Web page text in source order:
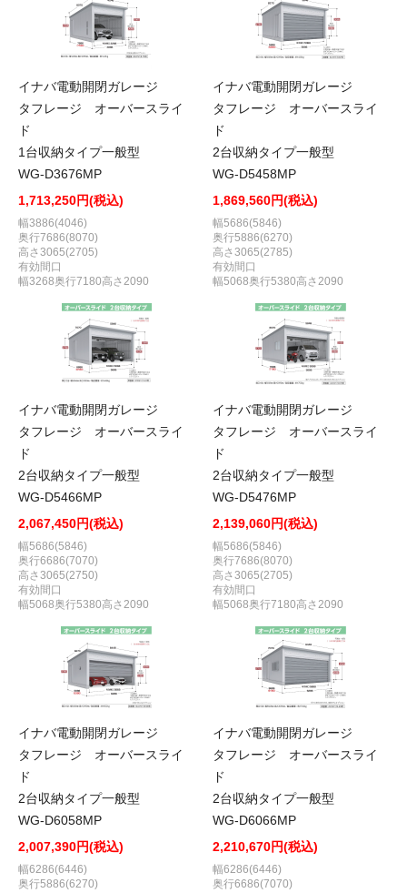
イナバ電動開閉ガレージ
タフレージ オーバースライ
ド
1台収納タイプ一般型
WG-D3676MP
1,713,250円(税込)
幅3886(4046)
奥行7686(8070)
高さ3065(2705)
有効間口
幅3268奥行7180高さ2090
イナバ電動開閉ガレージ
タフレージ オーバースライ
ド
2台収納タイプ一般型
WG-D5458MP
1,869,560円(税込)
幅5686(5846)
奥行5886(6270)
高さ3065(2785)
有効間口
幅5068奥行5380高さ2090
イナバ電動開閉ガレージ
タフレージ オーバースライ
ド
2台収納タイプ一般型
WG-D5466MP
2,067,450円(税込)
幅5686(5846)
奥行6686(7070)
高さ3065(2750)
有効間口
幅5068奥行5380高さ2090
イナバ電動開閉ガレージ
タフレージ オーバースライ
ド
2台収納タイプ一般型
WG-D5476MP
2,139,060円(税込)
幅5686(5846)
奥行7686(8070)
高さ3065(2705)
有効間口
幅5068奥行7180高さ2090
イナバ電動開閉ガレージ
タフレージ オーバースライ
ド
2台収納タイプ一般型
WG-D6058MP
2,007,390円(税込)
幅6286(6446)
奥行5886(6270)
イナバ電動開閉ガレージ
タフレージ オーバースライ
ド
2台収納タイプ一般型
WG-D6066MP
2,210,670円(税込)
幅6286(6446)
奥行6686(7070)